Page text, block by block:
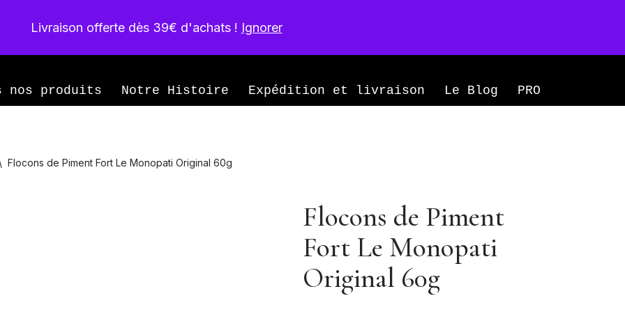
Livraison offerte dès 39€ d'achats ! Ignorer
nos produits Notre Histoire Expédition et livraison Le Blog PRO
Flocons de Piment Fort Le Monopati Original 60g
Flocons de Piment
Fort Le Monopati
Original 60g